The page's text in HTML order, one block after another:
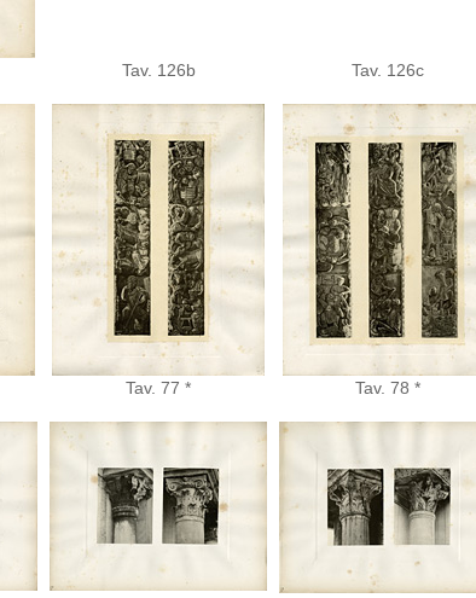
Tav. 126b Tav. 126c
Tav. 77 * Tav. 78 *